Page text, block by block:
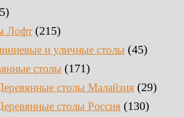
Лофт (215)
и уличные столы (45)
столы (171)
столы Малайзия (29)
столы Россия (130)